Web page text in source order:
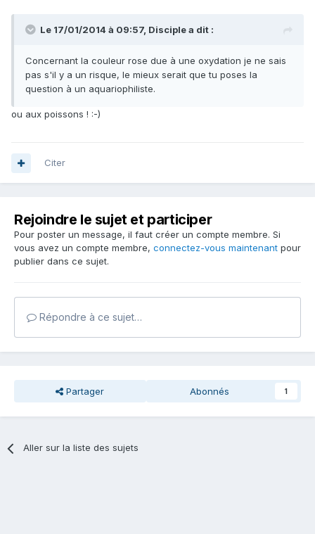
Le 17/01/2014 à 09:57, Disciple a dit :
Concernant la couleur rose due à une oxydation je ne sais
pas s'il y a un risque, le mieux serait que tu poses la
question à un aquariophiliste.
ou aux poissons ! :-)
Citer
Rejoindre le sujet et participer
Pour poster un message, il faut créer un compte membre. Si
vous avez un compte membre, connectez-vous maintenant pour
publier dans ce sujet.
Répondre à ce sujet…
Partager Abonnés 1
Aller sur la liste des sujets